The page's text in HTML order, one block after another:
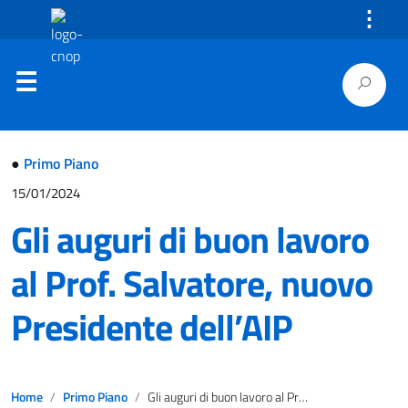
⋮
● Primo Piano
15/01/2024
Gli auguri di buon lavoro
al Prof. Salvatore, nuovo
Presidente dell’AIP
Home Primo Piano Gli auguri di buon lavoro al Prof. Salvatore, nuovo Presidente dell’AIP